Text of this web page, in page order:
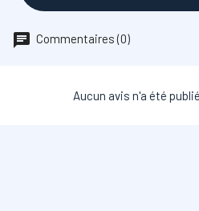
Commentaires (0)
Aucun avis n'a été